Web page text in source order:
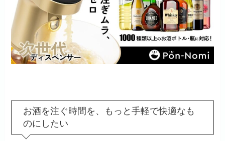
お酒を注ぐ時間を、もっと手軽で快適なも
のにしたい